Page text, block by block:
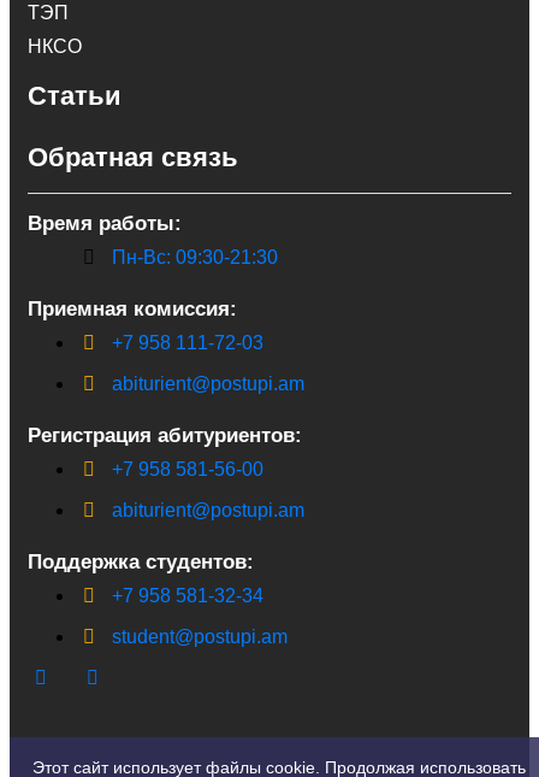
ТЭП
НКСО
Статьи
Обратная связь
Время работы:
Пн-Вс: 09:30-21:30
Приемная комиссия:
+7 958 111-72-03
abiturient@postupi.am
Регистрация абитуриентов:
+7 958 581-56-00
abiturient@postupi.am
Поддержка студентов:
+7 958 581-32-34
student@postupi.am
Этот сайт использует файлы cookie. Продолжая использовать